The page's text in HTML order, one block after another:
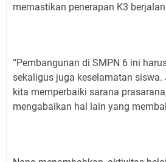
memastikan penerapan K3
“Pembangunan di SMPN 6 ini
sekaligus juga keselamatan
kita memperbaiki sarana
mengabaikan hal lain yang